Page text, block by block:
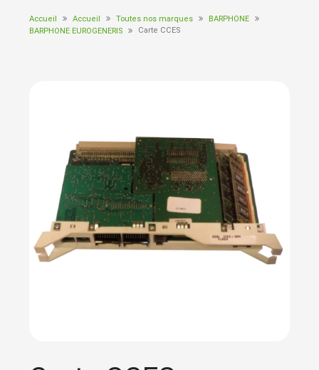
Accueil Accueil Toutes nos marques
BARPHONE
BARPHONE EUROGENERIS
Carte CCES